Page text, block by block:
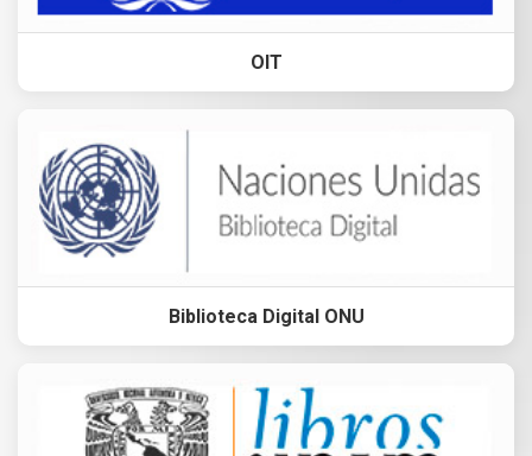
OIT
Biblioteca Digital ONU